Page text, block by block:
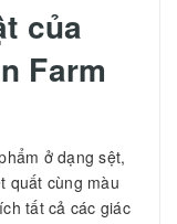
của
Farm
ở dạng sệt,
quất cùng màu
tất cả các giác